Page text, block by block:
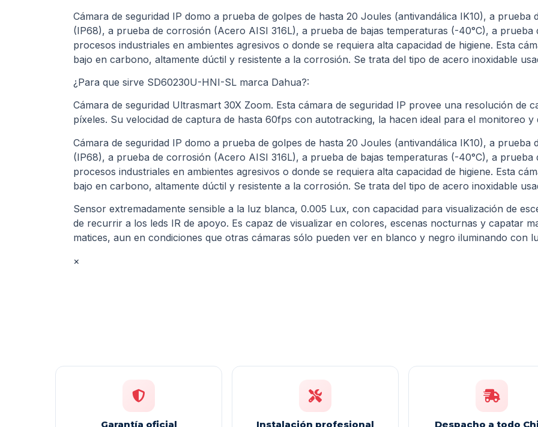
Cámara de seguridad IP domo a prueba de golpes de hasta 20 Joules (antivandálica IK10), a
(IP68), a prueba de corrosión (Acero AISI 316L), a prueba de bajas temperaturas (-40°C), a
procesos industriales en ambientes agresivos o donde se requiera alta capacidad de higiene. Esta
bajo en carbono, altamente dúctil y resistente a la corrosión. Se trata del tipo de acero inoxidable
¿Para que sirve SD60230U-HNI-SL marca Dahua?:
Cámara de seguridad Ultrasmart 30X Zoom. Esta cámara de seguridad IP provee una resolución de
píxeles. Su velocidad de captura de hasta 60fps con autotracking, la hacen ideal para el monitoreo y
Cámara de seguridad IP domo a prueba de golpes de hasta 20 Joules (antivandálica IK10), a
(IP68), a prueba de corrosión (Acero AISI 316L), a prueba de bajas temperaturas (-40°C), a
procesos industriales en ambientes agresivos o donde se requiera alta capacidad de higiene. Esta
bajo en carbono, altamente dúctil y resistente a la corrosión. Se trata del tipo de acero inoxidable
Sensor extremadamente sensible a la luz blanca, 0.005 Lux, con capacidad para visualización de
de recurrir a los leds IR de apoyo. Es capaz de visualizar en colores, escenas nocturnas y capatar
matices, aun en condiciones que otras cámaras sólo pueden ver en blanco y negro iluminando con
×
Garantía oficial Instalación profesional Despacho a todo